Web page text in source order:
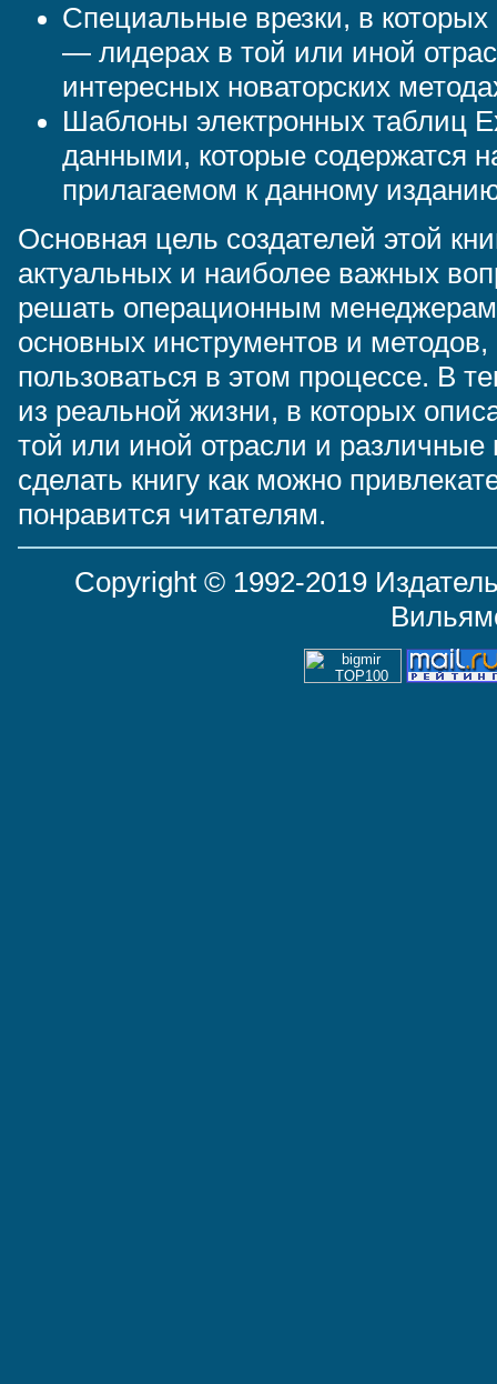
Специальные врезки, в
— лидерах в той или иной
интересных новаторских
Шаблоны электронных таблиц
данными, которые содержатся
прилагаемом к данному
Основная цель создателей этой
актуальных и наиболее важных
решать операционным
основных инструментов и
пользоваться в этом процессе. В
из реальной жизни, в которых
той или иной отрасли и
сделать книгу как можно
понравится читателям.
Copyright © 1992-2019